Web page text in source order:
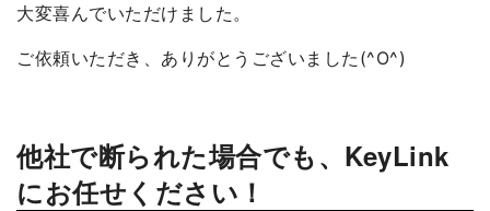
大変喜んでいただけました。
ご依頼いただき、ありがとうございました(^O^)
他社で断られた場合でも、KeyLink
にお任せください！